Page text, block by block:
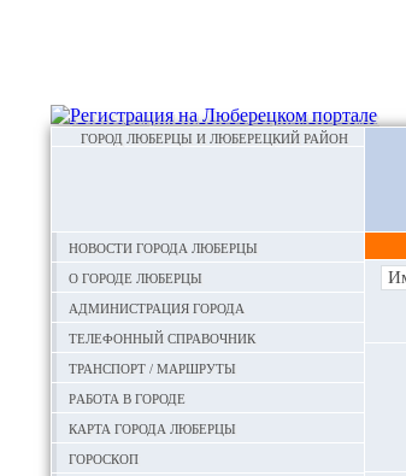
ГОРОД ЛЮБЕРЦЫ И ЛЮБЕРЕЦКИЙ РАЙОН
Новости города Люберцы
О городе Люберцы
Администрация города
Телефонный справочник
Транспорт / маршруты
Работа в городе
Карта города Люберцы
Гороскоп